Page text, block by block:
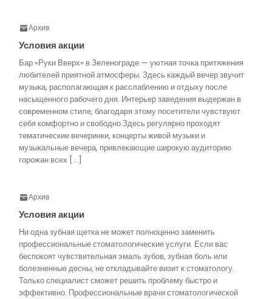
Архив
Условия акции
Бар «Руки Вверх» в Зеленограде — уютная точка притяжения
любителей приятной атмосферы. Здесь каждый вечер звучит
музыка, располагающая к расслаблению и отдыху после
насыщенного рабочего дня. Интерьер заведения выдержан в
современном стиле, благодаря этому посетители чувствуют
себя комфортно и свободно.Здесь регулярно проходят
тематические вечеринки, концерты живой музыки и
музыкальные вечера, привлекающие широкую аудиторию
горожан всех […]
Архив
Условия акции
Ни одна зубная щетка не может полноценно заменить
профессиональные стоматологические услуги. Если вас
беспокоят чувствительная эмаль зубов, зубная боль или
болезненные десны, не откладывайте визит к стоматологу.
Только специалист сможет решить проблему быстро и
эффективно. Профессиональные врачи стоматологической